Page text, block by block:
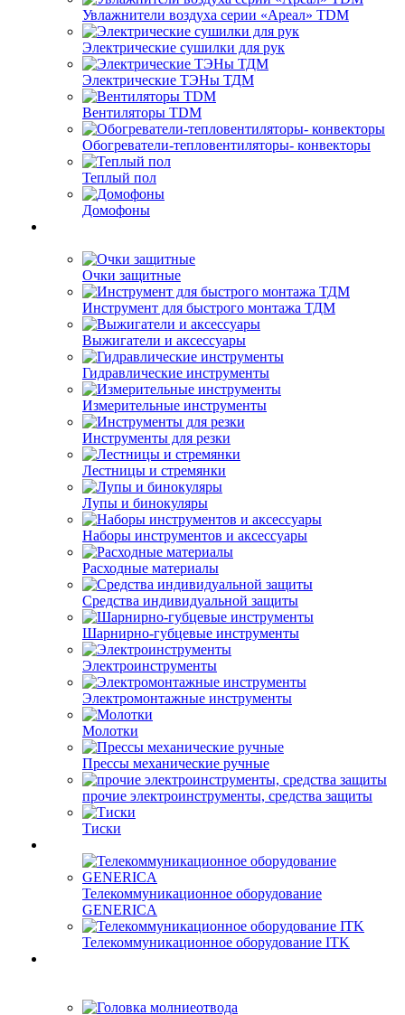
Увлажнители воздуха серии «Ареал» TDM
Электрические сушилки для рук
Электрические ТЭНы ТДМ
Вентиляторы TDM
Обогреватели-тепловентиляторы- конвекторы
Теплый пол
Домофоны
Очки защитные
Инструмент для быстрого монтажа ТДМ
Выжигатели и аксессуары
Гидравлические инструменты
Измерительные инструменты
Инструменты для резки
Лестницы и стремянки
Лупы и бинокуляры
Наборы инструментов и аксессуары
Расходные материалы
Средства индивидуальной защиты
Шарнирно-губцевые инструменты
Электроинструменты
Электромонтажные инструменты
Молотки
Прессы механические ручные
прочие электроинструменты, средства защиты
Тиски
Телекоммуникационное оборудование
GENERICA
Телекоммуникационное оборудование ITK